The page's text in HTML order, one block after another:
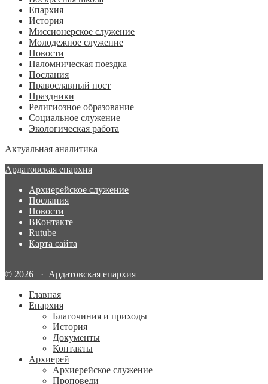
Епархия
История
Миссионерское служение
Молодежное служение
Новости
Паломническая поездка
Послания
Православный пост
Праздники
Религиозное образование
Социальное служение
Экологическая работа
Актуальная аналитика
Ардатовская епархия
Архиерейское служение
Послания
Новости
ВКонтакте
Rutube
Карта сайта
© 2026 · Ардатовская епархия
Главная
Епархия
Благочиния и приходы
История
Документы
Контакты
Архиерей
Архиерейское служение
Проповеди